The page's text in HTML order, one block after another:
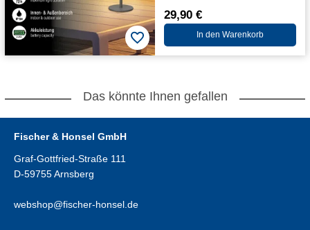
29,90 €
In den Warenkorb
Das könnte Ihnen gefallen
Fischer & Honsel GmbH
Graf-Gottfried-Straße 111
D-59755 Arnsberg
webshop@fischer-honsel.de